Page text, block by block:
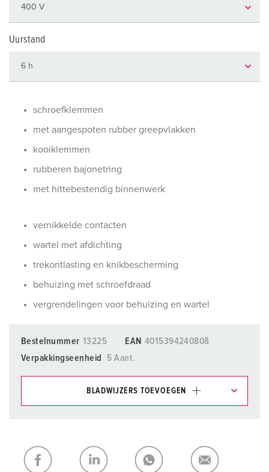
Uurstand
schroefklemmen
met aangespoten rubber greepvlakken
kooiklemmen
rubberen bajonetring
met hittebestendig binnenwerk
vernikkelde contacten
wartel met afdichting
trekontlasting en knikbescherming
behuizing met schroefdraad
vergrendelingen voor behuizing en wartel
Bestelnummer 13225 EAN 4015394240808
Verpakkingseenheid
5 Aant.
BLADWIJZERS TOEVOEGEN
Mijn lijst TOEVOEGEN